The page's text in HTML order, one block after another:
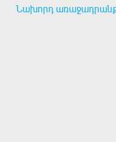
Նախորդ